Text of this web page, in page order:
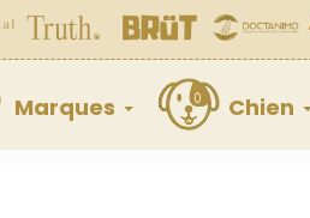
Marques Chien